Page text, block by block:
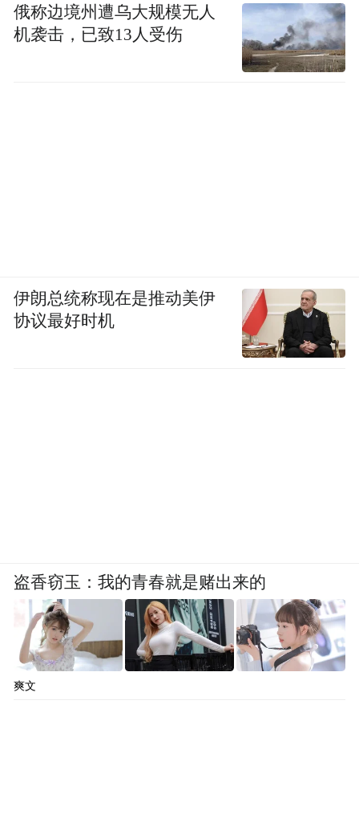
俄称边境州遭乌大规模无人
机袭击，已致13人受伤
伊朗总统称现在是推动美伊
协议最好时机
盗香窃玉：我的青春就是赌出来的
爽文